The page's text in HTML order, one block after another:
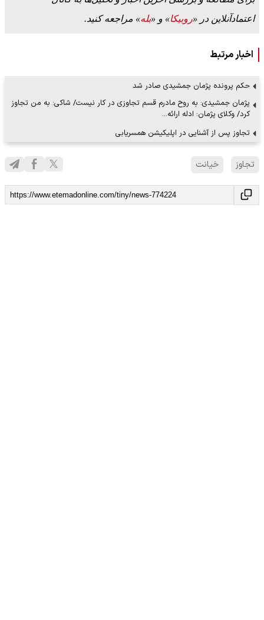
اعتمادآنلاین در «روبیکا» و «بله» مراجعه کنید.
اخبار مرتبط
حکم پرونده پژمان جمشیدی صادر شد
پژمان جمشیدی: به روح مادرم قسم تجاوزی در کار نیست/ شاکی: به من تجاوز
کرد/ وکلای پژمان: ادله ارائه…
تجاوز پس از آشنایی در اپلیکیشن همسریابی
تجاوز خیانت